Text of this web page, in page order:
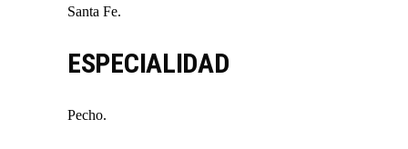
Santa Fe.
ESPECIALIDAD
Pecho.